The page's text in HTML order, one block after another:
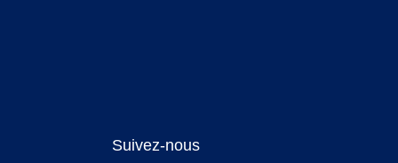
Suivez-nous